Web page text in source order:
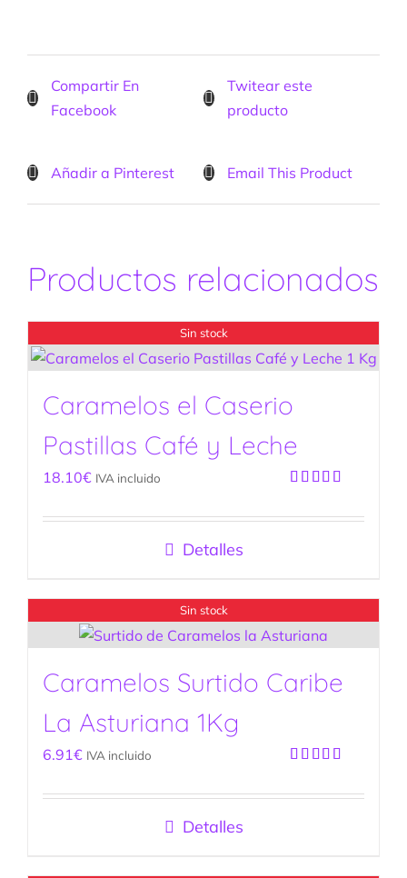
Compartir En
Facebook
Twitear este
producto
Añadir a Pinterest Email This Product
Productos relacionados
Sin stock
Caramelos el Caserio
Pastillas Café y Leche
con5.00de
18.10€ IVA incluido
Detalles
Sin stock
Caramelos Surtido Caribe
La Asturiana 1Kg
con5.00de
6.91€ IVA incluido
Detalles